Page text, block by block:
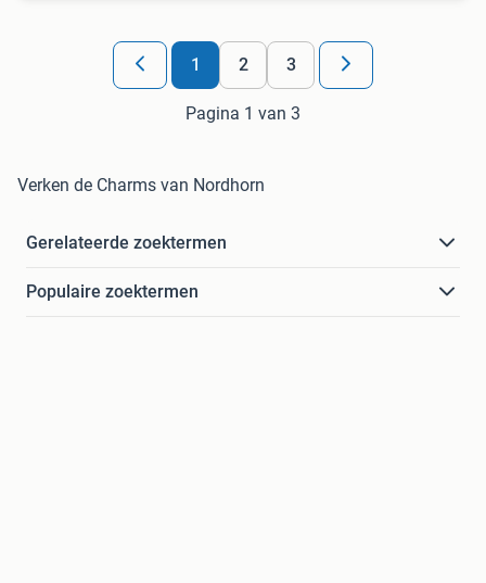
1 2 3
Pagina 1 van 3
Verken de Charms van Nordhorn
Gerelateerde zoektermen
Populaire zoektermen